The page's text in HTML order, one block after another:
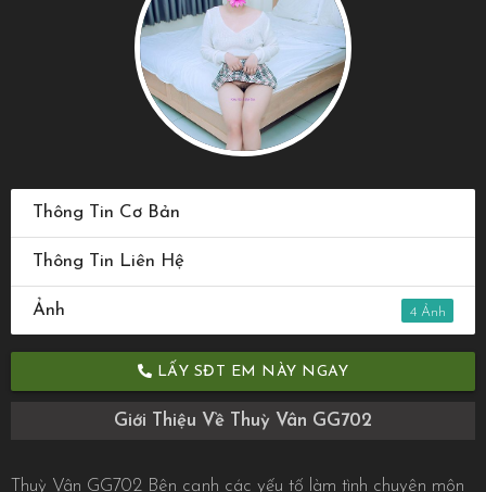
Thông Tin Cơ Bản
Thông Tin Liên Hệ
4
Ảnh
LẤY SĐT EM NÀY NGAY
Giới Thiệu Về Thuỳ Vân GG702
Thuỳ Vân GG702 Bên cạnh các yếu tố làm tình chuyên môn